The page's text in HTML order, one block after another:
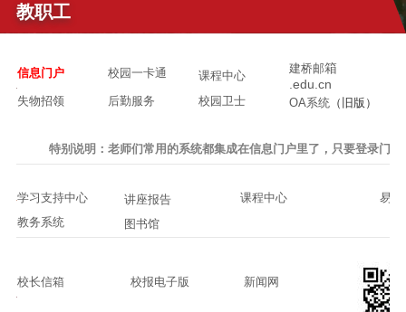
教职工
信息门户 校园一卡通 课程中心
建桥邮箱
.edu.cn
失物招领 后勤服务 校园卫士 OA系统 （旧版）
特别说明：老师们常用的系统都集成在信息门户里了，只要登录门户
学习支持中心 讲座报告 课程中心
易班
教务系统
图书馆
校长信箱 校报电子版 新闻网